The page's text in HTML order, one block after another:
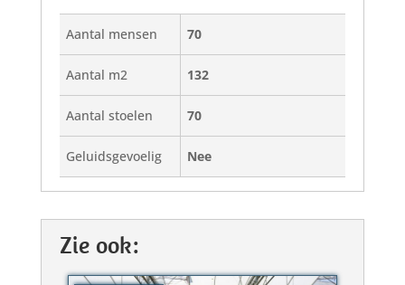
Aantal mensen 70
Aantal m2 132
Aantal stoelen 70
Geluidsgevoelig Nee
Zie ook: